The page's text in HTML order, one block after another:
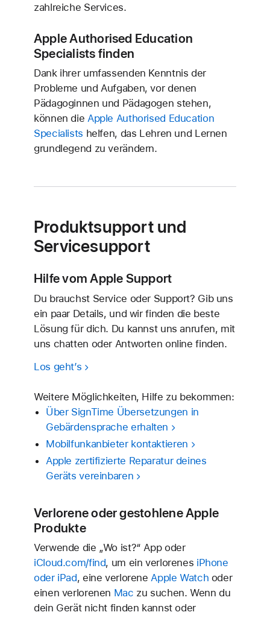
zahlreiche Services.
Apple Authorised Education
Specialists finden
Dank ihrer umfassenden Kenntnis der
Probleme und Aufgaben, vor denen
Pädagoginnen und Pädagogen stehen,
können die Apple Authorised Education
Specialists helfen, das Lehren und Lernen
grundlegend zu verändern.
Produktsupport und
Servicesupport
Hilfe vom Apple Support
Du brauchst Service oder Support? Gib uns
ein paar Details, und wir finden die beste
Lösung für dich. Du kannst uns anrufen, mit
uns chatten oder Antworten online finden.
Los geht’s
Weitere Möglich­keiten, Hilfe zu be­kom­men:
Über SignTime Über­setzungen in
Gebärden­sprache erhalten
Mobil­funkanbieter kontaktieren
Apple zertifizierte Reparatur deines
Geräts vereinbaren
Verlorene oder gestohlene Apple
Produkte
Ver­wende die „Wo ist?“ App oder
iCloud.com/find, um ein ver­lorenes iPhone
oder iPad, eine verloreneApple Watch oder
einen verlorenen Mac zu suchen. Wenn du
dein Gerät nicht finden kannst oder